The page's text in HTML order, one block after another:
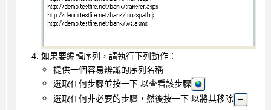
如果要編輯序列，請執行下列動作：
提供一個容易辨識的序列名稱
選取任何步驟並按一下 以查看該步驟
選取任何非必要的步驟，然後按一下 以將其移除